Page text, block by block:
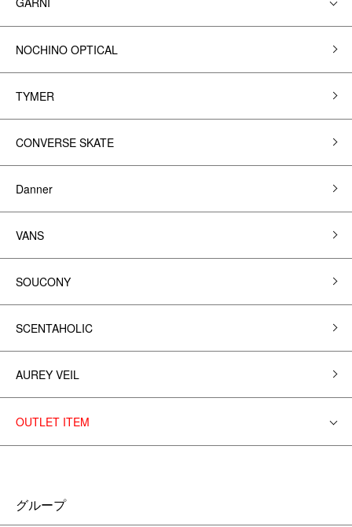
NOCHINO OPTICAL
TYMER
CONVERSE SKATE
Danner
VANS
SOUCONY
SCENTAHOLIC
AUREY VEIL
OUTLET ITEM
グループ